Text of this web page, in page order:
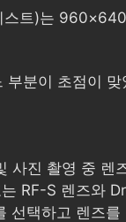
스트)는
부분이 초점이
사진 촬영 중 렌
RF-S 렌즈와
선택하고 렌즈